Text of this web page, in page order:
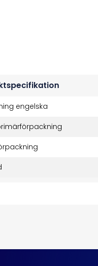
engelska